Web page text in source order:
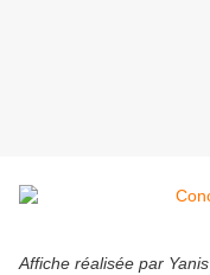
Affiche réalisée par Yanis